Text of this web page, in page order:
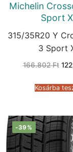
Michelin
Sport
315/35R20 Y
3 Sport
166.802Ft
Kosárba
-39%